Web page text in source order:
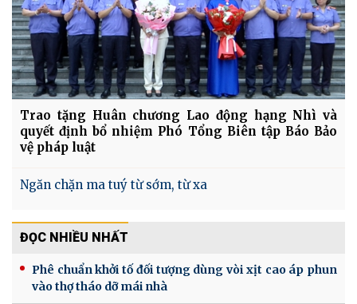
Trao tặng Huân chương Lao động hạng Nhì và
quyết định bổ nhiệm Phó Tổng Biên tập Báo Bảo
vệ pháp luật
Ngăn chặn ma tuý từ sớm, từ xa
ĐỌC NHIỀU NHẤT
Phê chuẩn khởi tố đối tượng dùng vòi xịt cao áp phun
vào thợ tháo dỡ mái nhà